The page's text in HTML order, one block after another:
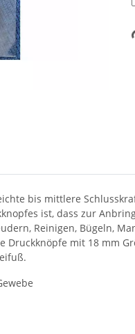
bis mittlere
ist, dass zur
Reinigen, Bügeln,
mit 18 mm